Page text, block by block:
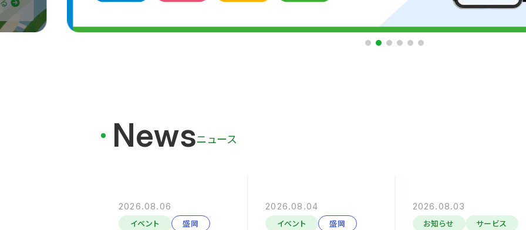
Newsニュース
2026.08.06
イベント
盛岡
2026.08.04
イベント
盛岡
2026.08.03
お知らせ
サービス